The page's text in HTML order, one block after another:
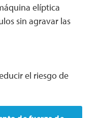
elíptica
sin agravar las
el riesgo de